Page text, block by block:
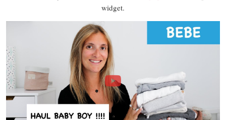
widget.